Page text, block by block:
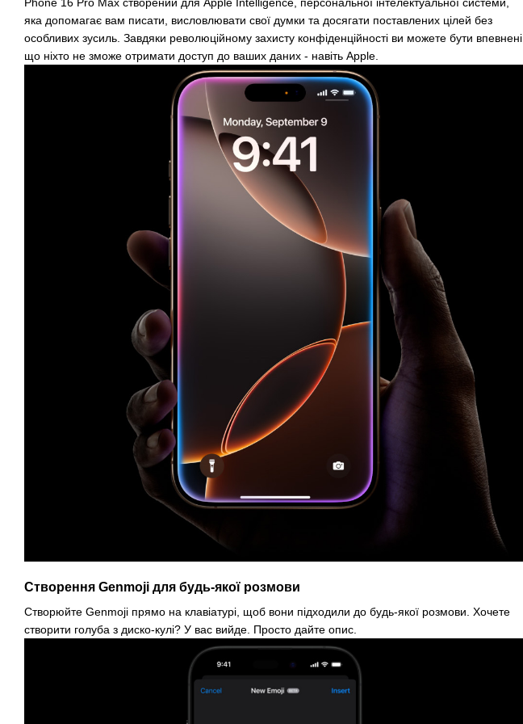
яка допомагає вам писати, висловлювати свої думки та досягати поставлених цілей без
особливих зусиль. Завдяки революційному захисту конфіденційності ви можете бути впевнені,
що ніхто не зможе отримати доступ до ваших даних - навіть Apple.
Створення Genmoji для будь-якої розмови
Створюйте Genmoji прямо на клавіатурі, щоб вони підходили до будь-якої розмови. Хочете
створити голуба з диско-кулі? У вас вийде. Просто дайте опис.